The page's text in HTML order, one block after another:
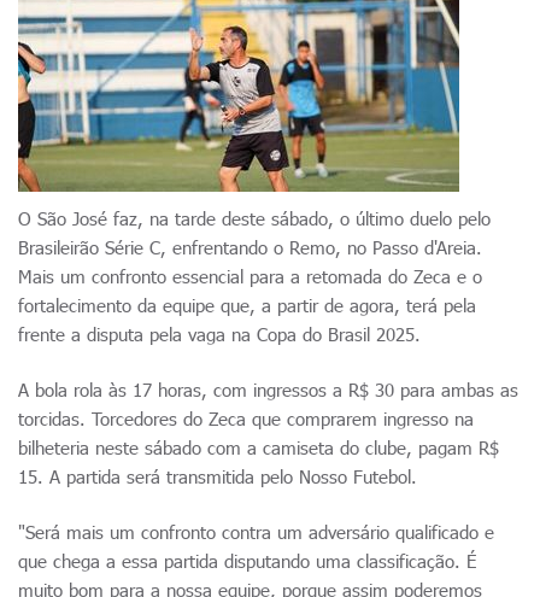
O São José faz, na tarde deste sábado, o último duelo pelo
Brasileirão Série C, enfrentando o Remo, no Passo d'Areia.
Mais um confronto essencial para a retomada do Zeca e o
fortalecimento da equipe que, a partir de agora, terá pela
frente a disputa pela vaga na Copa do Brasil 2025.
A bola rola às 17 horas, com ingressos a R$ 30 para ambas as
torcidas. Torcedores do Zeca que comprarem ingresso na
bilheteria neste sábado com a camiseta do clube, pagam R$
15. A partida será transmitida pelo Nosso Futebol.
"Será mais um confronto contra um adversário qualificado e
que chega a essa partida disputando uma classificação. É
muito bom para a nossa equipe, porque assim poderemos